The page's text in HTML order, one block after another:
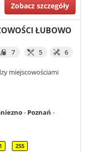
Zobacz szczegóły
ŁUBOWO
7 5 6
miejscowościami
- Poznań -
255